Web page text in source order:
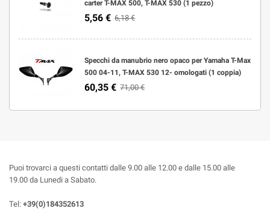
carter T-MAX 500, T-MAX 530 (1 pezzo)
5,56 € 6,18 €
Specchi da manubrio nero opaco per Yamaha T-Max
500 04-11, T-MAX 530 12- omologati (1 coppia)
60,35 € 71,00 €
Puoi trovarci a questi contatti dalle 9.00 alle 12.00 e dalle 15.00 alle
19.00 da Lunedi a Sabato.
Tel: +39(0)184352613